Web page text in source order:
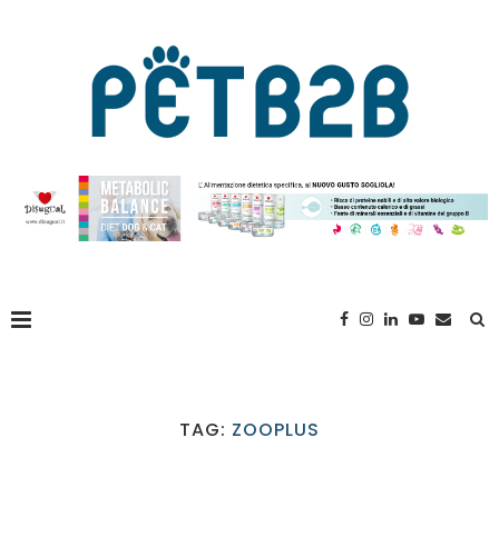
TAG: ZOOPLUS